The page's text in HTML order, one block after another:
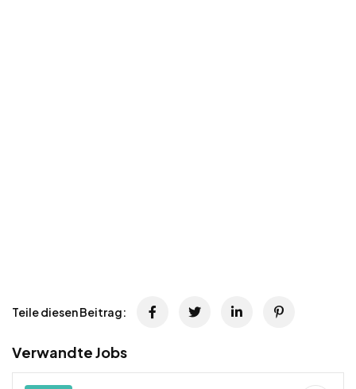
Teile diesen Beitrag:
Verwandte Jobs